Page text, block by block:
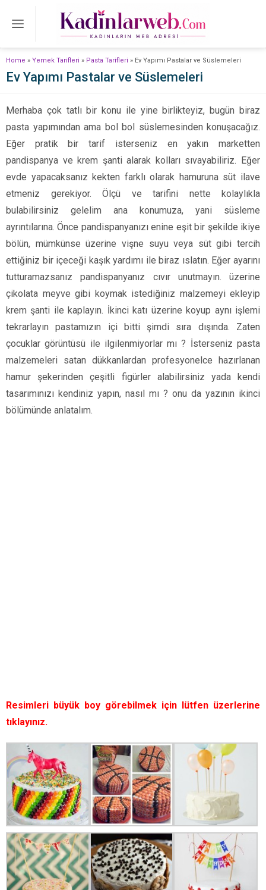
Home » Yemek Tarifleri » Pasta Tarifleri » Ev Yapımı Pastalar ve Süslemeleri
Ev Yapımı Pastalar ve Süslemeleri
Merhaba çok tatlı bir konu ile yine birlikteyiz, bugün biraz
pasta yapımından ama bol bol süslemesinden konuşacağız.
Eğer pratik bir tarif isterseniz en yakın marketten
pandispanya ve krem şanti alarak kolları sıvayabiliriz. Eğer
evde yapacaksanız kekten farklı olarak hamuruna süt ilave
etmeniz gerekiyor. Ölçü ve tarifini nette kolaylıkla
bulabilirsiniz gelelim ana konumuza, yani süsleme
ayrıntılarına. Önce pandispanyanızı enine eşit bir şekilde ikiye
bölün, mümkünse üzerine vişne suyu veya süt gibi tercih
ettiğiniz bir içeceği kaşık yardımı ile biraz ıslatın. Eğer ayarını
tutturamazsanız pandispanyanız cıvır unutmayın. üzerine
çikolata meyve gibi koymak istediğiniz malzemeyi ekleyip
krem şanti ile kaplayın. İkinci katı üzerine koyup aynı işlemi
tekrarlayın pastamızın içi bitti şimdi sıra dışında. Zaten
çocuklar görüntüsü ile ilgilenmiyorlar mı ? İsterseniz pasta
malzemeleri satan dükkanlardan profesyonelce hazırlanan
hamur şekerinden çeşitli figürler alabilirsiniz yada kendi
tasarımınızı kendiniz yapın, nasıl mı ? onu da yazının ikinci
bölümünde anlatalım.
Resimleri büyük boy görebilmek için lütfen üzerlerine
tıklayınız.